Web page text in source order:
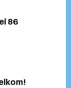
86